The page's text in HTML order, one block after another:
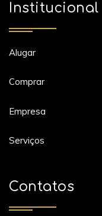
Institucional
Alugar
Comprar
Empresa
Serviços
Contatos